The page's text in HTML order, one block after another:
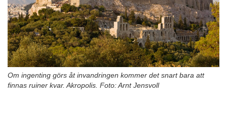
Om ingenting görs åt invandringen kommer det snart bara att
finnas ruiner kvar. Akropolis. Foto: Arnt Jensvoll